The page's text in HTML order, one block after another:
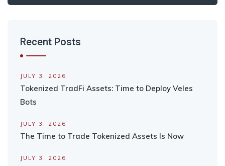
Recent Posts
JULY 3, 2026
Tokenized TradFi Assets: Time to Deploy Veles
Bots
JULY 3, 2026
The Time to Trade Tokenized Assets Is Now
JULY 3, 2026